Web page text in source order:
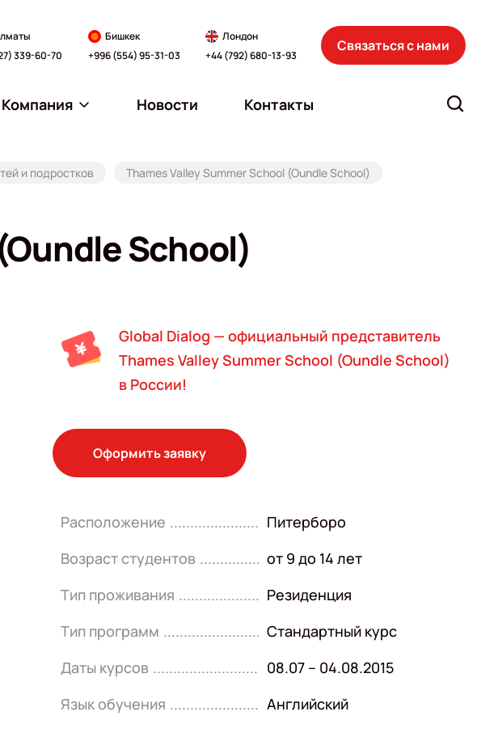
339-60-70
Бишкек
+996 (554) 95-31-03
Лондон
+44 (792) 680-13-93
Связаться с нами
Компания Новости Контакты
и подростков Thames Valley Summer School (Oundle School)
School)
Global Dialog — официальный представитель
Thames Valley Summer School (Oundle School)
в России!
Оформить заявку
Расположение
Питерборо
Возраст студентов
от 9 до 14 лет
Тип проживания
Резиденция
Тип программ
Стандартный курс
Даты курсов
08.07 – 04.08.2015
Язык обучения
Английский